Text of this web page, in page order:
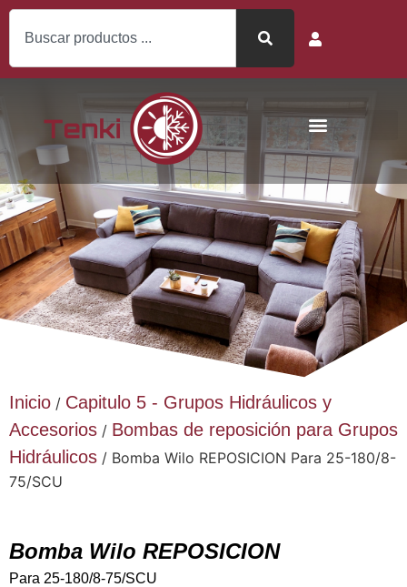
Inicio / Capitulo 5 - Grupos Hidráulicos y
Accesorios / Bombas de reposición para Grupos
Hidráulicos / Bomba Wilo REPOSICION Para 25-180/8-
75/SCU
Bomba Wilo REPOSICION
Para 25-180/8-75/SCU